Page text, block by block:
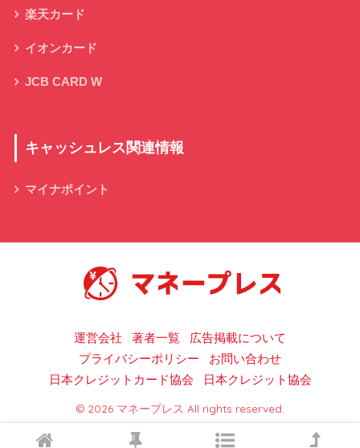
楽天カード
イオンカード
JCB CARD W
キャッシュレス関連情報
マイナポイント
運営会社 著者一覧
広告掲載について
プライバシーポリシー
お問い合わせ
日本クレジットカード協会
日本クレジット協会
© 2026 マネープレス All rights reserved.